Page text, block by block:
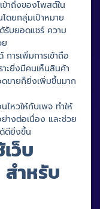
าถึงของโพสต์ใน
ดยกลุ่มเป้าหมาย
รับยอดแชร์ ความ
ารเพิ่มการเข้าถือ
ะยิ่งมีคนเห็นสินค้า
ดขายก็ยิ่งเพิ่มขึ้นมาก
หวให้กับเพจ ทำให้
างต่อเนื่อง และช่วย
ดียิ่งขึ้น
ว็บ
ำหรับ